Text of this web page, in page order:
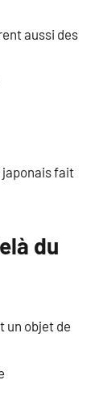
aussi des
japonais fait
du
un objet de